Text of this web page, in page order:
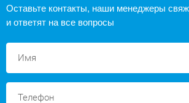
Оставьте контакты, наши менеджеры
и ответят на все вопросы